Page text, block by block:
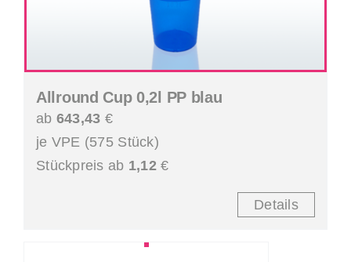
Allround Cup 0,2l PP blau
ab 643,43 €
je VPE (575 Stück)
Stückpreis ab 1,12€
Details